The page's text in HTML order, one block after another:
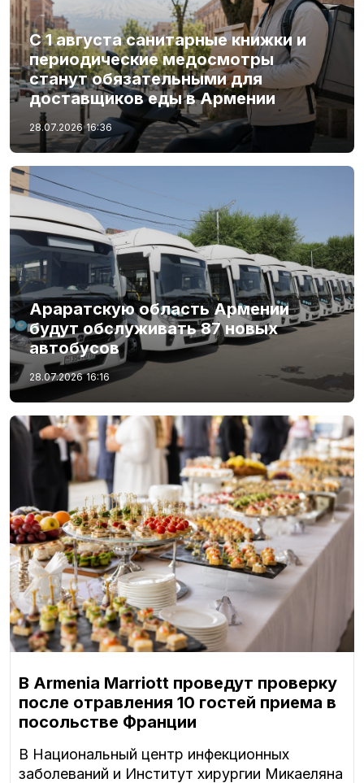
С 1 августа санитарные книжки и
периодические медосмотры
станут обязательными для
доставщиков еды в Армении
28.07.2026 16:36
Араратскую область Армении
будут обслуживать 87 новых
автобусов
28.07.2026 16:16
В Armenia Marriott проведут проверку
после отравления 10 гостей приема в
посольстве Франции
В Национальный центр инфекционных
заболеваний и Институт хирургии Микаеляна